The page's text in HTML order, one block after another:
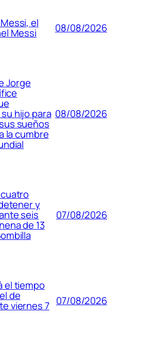
el
Messi 08/08/2026
Jorge
hijo para
sueños
la cumbre
08/08/2026
y
seis
de 13
07/08/2026
el tiempo
de
viernes 7 07/08/2026